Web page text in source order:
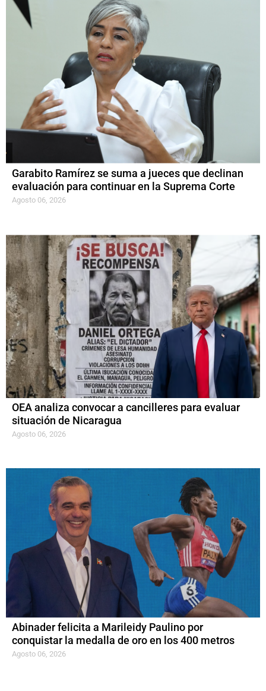
Garabito Ramírez se suma a jueces que declinan
evaluación para continuar en la Suprema Corte
Agosto 06, 2026
OEA analiza convocar a cancilleres para evaluar
situación de Nicaragua
Agosto 06, 2026
Abinader felicita a Marileidy Paulino por
conquistar la medalla de oro en los 400 metros
Agosto 06, 2026